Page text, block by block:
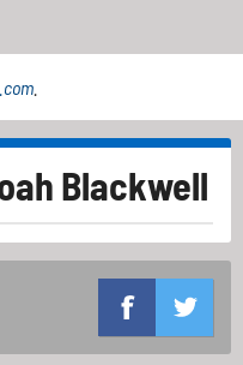
Blackwell